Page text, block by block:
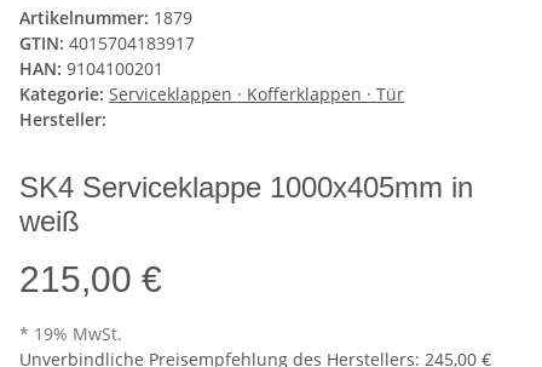
Artikelnummer: 1879
GTIN: 4015704183917
HAN: 9104100201
Kategorie: Serviceklappen · Kofferklappen · Tür
Hersteller:
SK4 Serviceklappe 1000x405mm in
weiß
215,00 €
* 19% MwSt.
Unverbindliche Preisempfehlung des Herstellers: 245,00 €